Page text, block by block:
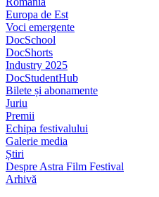
Europa de Est
Voci emergente
DocSchool
DocShorts
Industry 2025
DocStudentHub
Bilete și abonamente
Juriu
Premii
Echipa festivalului
Galerie media
Știri
Despre Astra Film Festival
Arhivă